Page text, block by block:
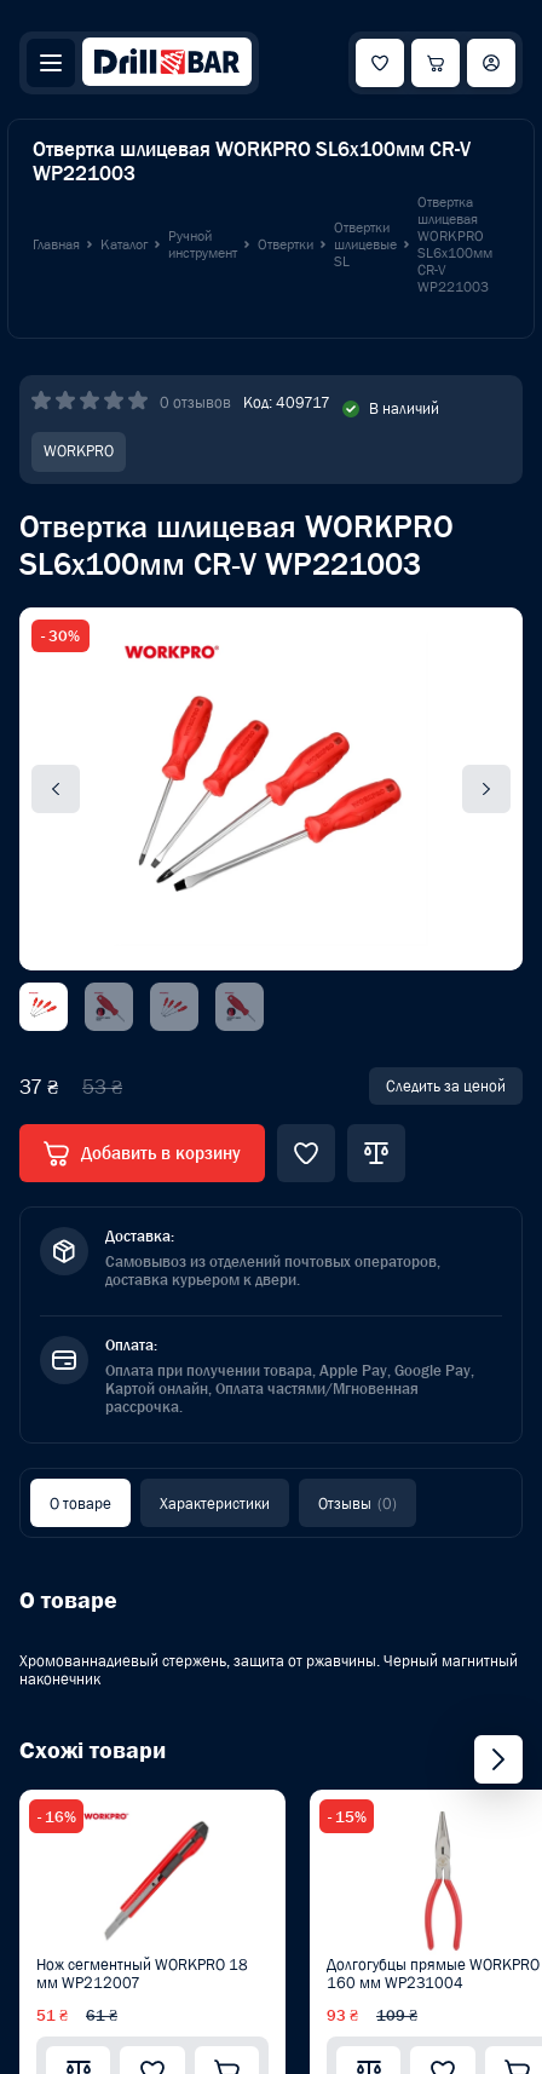
Отвертка шлицевая WORKPRO SL6x100мм CR-V
WP221003
Главная Каталог
Ручной
инструмент
Отвертки
Отвертки
шлицевые
SL
Отвертка
шлицевая
WORKPRO
SL6x100мм
CR-V
WP221003
0 отзывов Код: 409717 В наличий
WORKPRO
Отвертка шлицевая WORKPRO
SL6x100мм CR-V WP221003
- 30%
37 ₴ 53 ₴ Следить за ценой
Добавить в корзину
Доставка:
Самовывоз из отделений почтовых операторов,
доставка курьером к двери.
Оплата:
Оплата при получении товара, Apple Pay, Google Pay,
Картой онлайн, Оплата частями/Мгновенная
рассрочка.
О товаре Характеристики Отзывы (0)
О товаре
Хромованнадиевый стержень, защита от ржавчины. Черный магнитный
наконечник
Схожі товари
- 16%
Нож сегментный WORKPRO 18
мм WP212007
51 ₴ 61 ₴
- 15%
Долгогубцы прямые WORKPRO
160 мм WP231004
93 ₴ 109 ₴